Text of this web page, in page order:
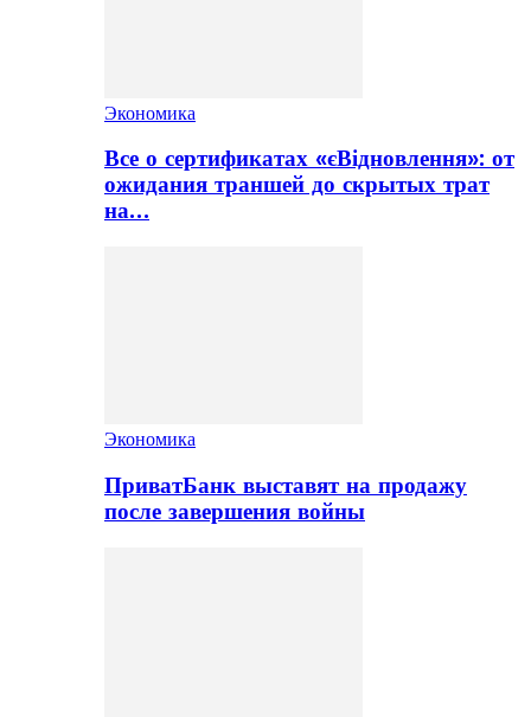
Экономика
Все о сертификатах «єВідновлення»: от
ожидания траншей до скрытых трат
на…
Экономика
ПриватБанк выставят на продажу
после завершения войны